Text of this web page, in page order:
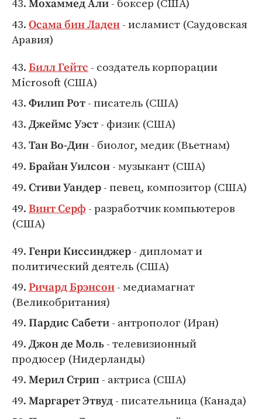
Мохаммед Али
43. Осама бин Ладен - исламист (Саудовская
Аравия)
43. Билл Гейтс - создатель корпорации
Microsoft (США)
43. Филип Рот - писатель (США)
43. Джеймс Уэст - физик (США)
43. Тан Во-Дин - биолог, медик (Вьетнам)
49. Брайан Уилсон - музыкант (США)
49. Стиви Уандер - певец, композитор (США)
49. Винт Серф - разработчик компьютеров
(США)
49. Генри Киссинджер - дипломат и
политический деятель (США)
49. Ричард Брэнсон - медиамагнат
(Великобритания)
49. Пардис Сабети - антрополог (Иран)
49. Джон де Моль - телевизионный
продюсер (Нидерланды)
49. Мерил Стрип - актриса (США)
49. Маргарет Этвуд - писательница (Канада)